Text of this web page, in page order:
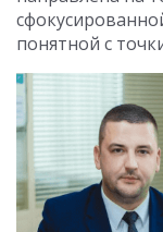
понятной с